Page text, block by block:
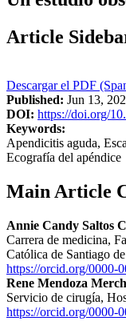
Article
Descargar el PDF
Published: Jun 13,
DOI: https://doi.org/
Keywords:
Apendicitis aguda,
Ecografía del apéndice
Main Article
Annie Candy Saltos
Carrera de medicina,
Católica de Santiago
https://orcid.org/0000-
Rene Mendoza
Servicio de cirugía,
https://orcid.org/0000-